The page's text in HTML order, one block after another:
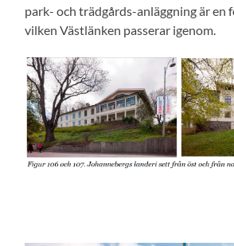
park- och trädgårds-anläggning är en
vilken Västlänken passerar igenom.